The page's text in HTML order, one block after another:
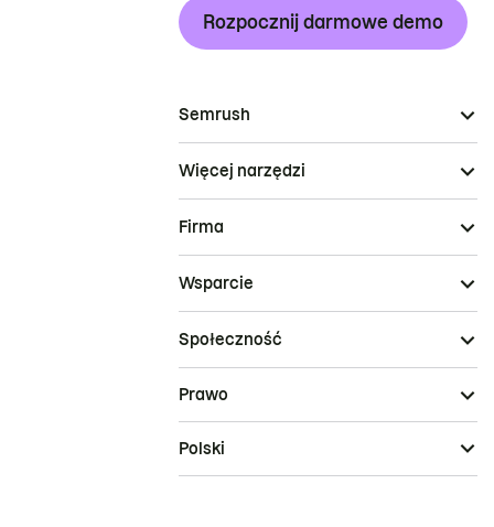
Rozpocznij darmowe demo
Semrush
Więcej narzędzi
Firma
Wsparcie
Społeczność
Prawo
Polski